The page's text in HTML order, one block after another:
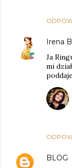
Irena
Ja
mi
BLOG